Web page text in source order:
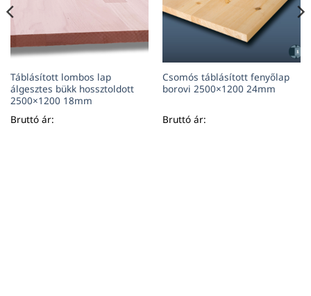
Táblásított lombos lap
álgesztes bükk hossztoldott
2500×1200 18mm
Bruttó ár:
Csomós táblásított fenyőlap
borovi 2500×1200 24mm
Bruttó ár: